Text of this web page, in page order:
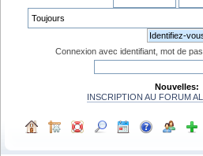
Connexion avec identifiant, mot de
Nouvelles:
INSCRIPTION AU FORUM